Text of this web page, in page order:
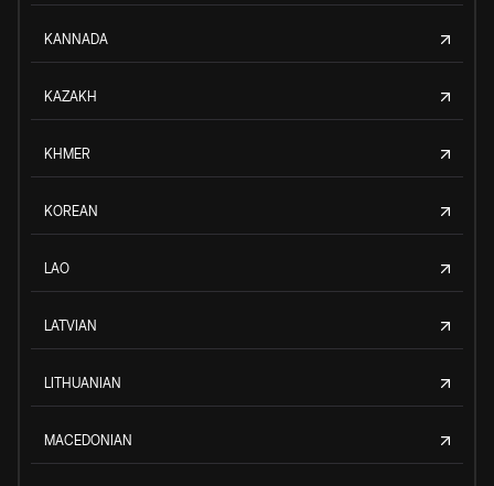
KANNADA
KAZAKH
KHMER
KOREAN
LAO
LATVIAN
LITHUANIAN
MACEDONIAN